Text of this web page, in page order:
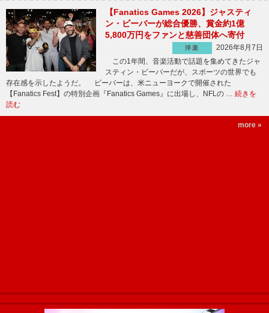
【Fanatics Games 2026】ジャスティ
ン・ビーバーが総合優勝、賞金約1億
5,800万円をファンと慈善団体へ寄付
洋楽
2026年8月7日
この1年間、音楽活動で話題を集めてきたジャ
スティン・ビーバーだが、スポーツの世界でも
存在感を示したようだ。 ビーバーは、米ニューヨークで開催された
【Fanatics Fest】の特別企画『Fanatics Games』に出場し、NFLの … 続きを
読む
more »